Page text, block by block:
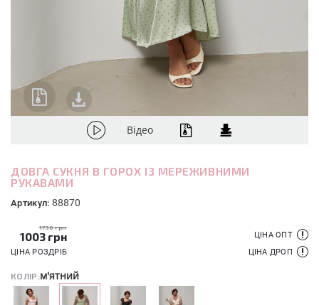
Відео
ДОВГА СУКНЯ В ГОРОХ ІЗ МЕРЕЖИВНИМИ
РУКАВАМИ
Артикул: 88870
1730 грн
1003 грн
ЦІНА РОЗДРІБ
ЦІНА ОПТ
ЦІНА ДРОП
КОЛІР:м'ятний